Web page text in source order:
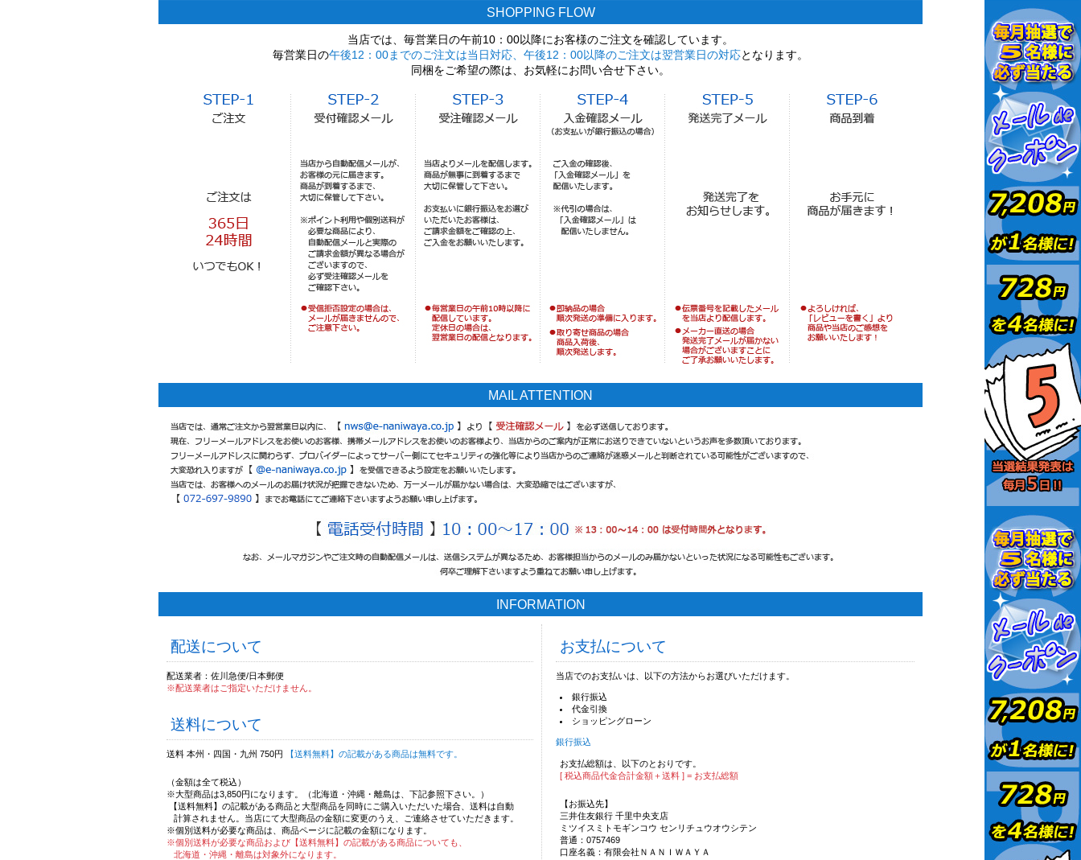
SHOPPING FLOW
当店では、毎営業日の午前10：00以降にお客様のご注文を確認しています。
毎営業日の午後12：00までのご注文は当日対応、午後12：00以降のご注文は翌営業日の対応となります。
同梱をご希望の際は、お気軽にお問い合せ下さい。
MAIL ATTENTION
INFORMATION
配送について
配送業者：佐川急便/日本郵便
※配送業者はご指定いただけません。
送料について
送料 本州・四国・九州 750円 【送料無料】の記載がある商品は無料です。
（金額は全て税込）
※大型商品は3,850円になります。（北海道・沖縄・離島は、下記参照下さい。）
【送料無料】の記載がある商品と大型商品を同時にご購入いただいた場合、送料は自動
計算されません。当店にて大型商品の金額に変更のうえ、ご連絡させていただきます。
※個別送料が必要な商品は、商品ページに記載の金額になります。
※個別送料が必要な商品および【送料無料】の記載がある商品についても、
北海道・沖縄・離島は対象外になります。
お支払について
当店でのお支払いは、以下の方法からお選びいただけます。
銀行振込
代金引換
ショッピングローン
銀行振込
お支払総額は、以下のとおりです。
[ 税込商品代金合計金額＋送料 ] = お支払総額
【お振込先】
三井住友銀行 千里中央支店
ミツイスミトモギンコウ センリチュウオウシテン
普通：0757469
口座名義：有限会社ＮＡＮＩＷＡＹＡ